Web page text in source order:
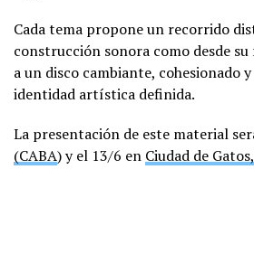
Cada tema propone un recorrido
construcción sonora como desde
a un disco cambiante, cohesionado
identidad artística definida.
La presentación de este material
(CABA) y el 13/6 en Ciudad de